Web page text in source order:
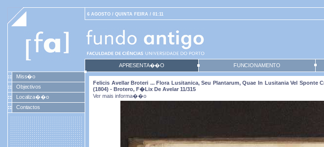
6 AGOSTO / QUINTA FEIRA / 01:11
APRESENTA��O FUNCIONAMENTO
Miss�o
Objectivos
Localiza��o
Contactos
Felicis Avellar Broteri ... Flora Lusitanica, Seu Plantarum, Quae In Lusitania Vel Sponte
(1804) - Brotero, F�lix De Avelar 11/315
Ver mais informa��o